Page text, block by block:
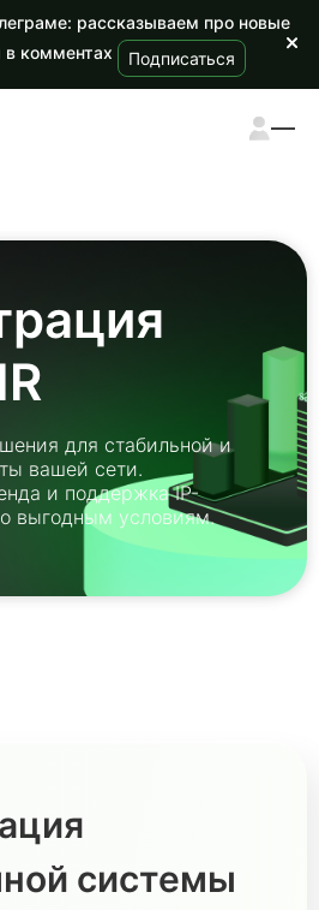
рассказываем про новые
комментах
Подписаться
для стабильной и
вашей сети.
и поддержка IP-
выгодным условиям.
системы